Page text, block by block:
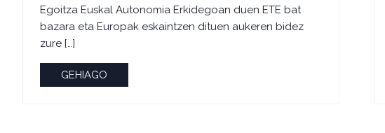
Egoitza Euskal Autonomia Erkidegoan duen ETE bat
bazara eta Europak eskaintzen dituen aukeren bidez
zure […]
GEHIAGO